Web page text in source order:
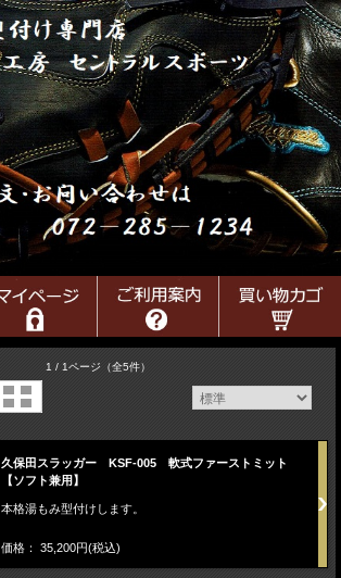
1 / 1ページ（全5件）
久保田スラッガー KSF-005 軟式ファーストミット
【ソフト兼用】
本格湯もみ型付けします。
価格： 35,200円(税込)